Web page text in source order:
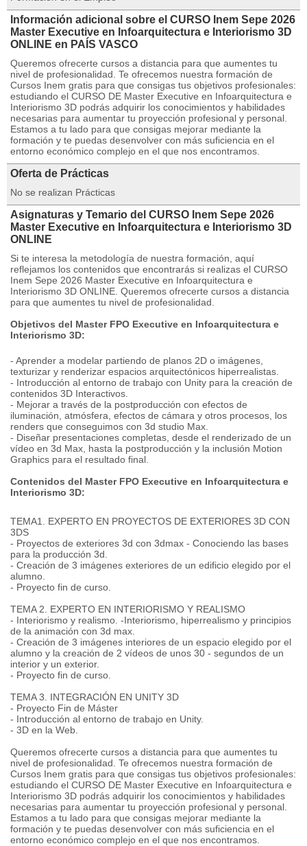
Información adicional sobre el CURSO Inem Sepe 2026
Master Executive en Infoarquitectura e Interiorismo 3D
ONLINE en PAÍS VASCO
Queremos ofrecerte cursos a distancia para que aumentes tu
nivel de profesionalidad. Te ofrecemos nuestra formación de
Cursos Inem gratis para que consigas tus objetivos profesionales:
estudiando el CURSO DE Master Executive en Infoarquitectura e
Interiorismo 3D podrás adquirir los conocimientos y habilidades
necesarias para aumentar tu proyección profesional y personal.
Estamos a tu lado para que consigas mejorar mediante la
formación y te puedas desenvolver con más suficiencia en el
entorno económico complejo en el que nos encontramos.
Oferta de Prácticas
No se realizan Prácticas
Asignaturas y Temario del CURSO Inem Sepe 2026
Master Executive en Infoarquitectura e Interiorismo 3D
ONLINE
Si te interesa la metodología de nuestra formación, aquí
reflejamos los contenidos que encontrarás si realizas el CURSO
Inem Sepe 2026 Master Executive en Infoarquitectura e
Interiorismo 3D ONLINE. Queremos ofrecerte cursos a distancia
para que aumentes tu nivel de profesionalidad.
Objetivos del Master FPO Executive en Infoarquitectura e
Interiorismo 3D:
- Aprender a modelar partiendo de planos 2D o imágenes,
texturizar y renderizar espacios arquitectónicos hiperrealistas.
- Introducción al entorno de trabajo con Unity para la creación de
contenidos 3D Interactivos.
- Mejorar a través de la postproducción con efectos de
iluminación, atmósfera, efectos de cámara y otros procesos, los
renders que conseguimos con 3d studio Max.
- Diseñar presentaciones completas, desde el renderizado de un
vídeo en 3d Max, hasta la postproducción y la inclusión Motion
Graphics para el resultado final.
Contenidos del Master FPO Executive en Infoarquitectura e
Interiorismo 3D:
TEMA1. EXPERTO EN PROYECTOS DE EXTERIORES 3D CON
3DS
- Proyectos de exteriores 3d con 3dmax - Conociendo las bases
para la producción 3d.
- Creación de 3 imágenes exteriores de un edificio elegido por el
alumno.
- Proyecto fin de curso.
TEMA 2. EXPERTO EN INTERIORISMO Y REALISMO
- Interiorismo y realismo. -Interiorismo, hiperrealismo y principios
de la animación con 3d max.
- Creación de 3 imágenes interiores de un espacio elegido por el
alumno y la creación de 2 vídeos de unos 30 - segundos de un
interior y un exterior.
- Proyecto fin de curso.
TEMA 3. INTEGRACIÓN EN UNITY 3D
- Proyecto Fin de Máster
- Introducción al entorno de trabajo en Unity.
- 3D en la Web.
Queremos ofrecerte cursos a distancia para que aumentes tu
nivel de profesionalidad. Te ofrecemos nuestra formación de
Cursos Inem gratis para que consigas tus objetivos profesionales:
estudiando el CURSO DE Master Executive en Infoarquitectura e
Interiorismo 3D podrás adquirir los conocimientos y habilidades
necesarias para aumentar tu proyección profesional y personal.
Estamos a tu lado para que consigas mejorar mediante la
formación y te puedas desenvolver con más suficiencia en el
entorno económico complejo en el que nos encontramos.